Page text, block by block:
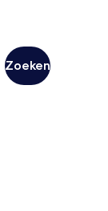
Zoeken